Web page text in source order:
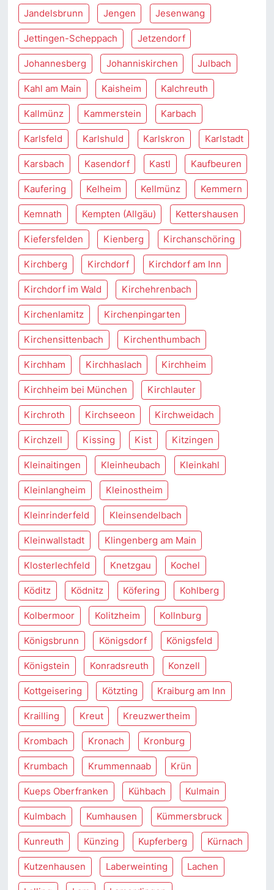
Jandelsbrunn Jengen Jesenwang
Jettingen-Scheppach Jetzendorf
Johannesberg Johanniskirchen Julbach
Kahl am Main Kaisheim Kalchreuth
Kallmünz Kammerstein Karbach
Karlsfeld Karlshuld Karlskron Karlstadt
Karsbach Kasendorf Kastl Kaufbeuren
Kaufering Kelheim Kellmünz Kemmern
Kemnath Kempten (Allgäu) Kettershausen
Kiefersfelden Kienberg Kirchanschöring
Kirchberg Kirchdorf Kirchdorf am Inn
Kirchdorf im Wald Kirchehrenbach
Kirchenlamitz Kirchenpingarten
Kirchensittenbach Kirchenthumbach
Kirchham Kirchhaslach Kirchheim
Kirchheim bei München Kirchlauter
Kirchroth Kirchseeon Kirchweidach
Kirchzell Kissing Kist Kitzingen
Kleinaitingen Kleinheubach Kleinkahl
Kleinlangheim Kleinostheim
Kleinrinderfeld Kleinsendelbach
Kleinwallstadt Klingenberg am Main
Klosterlechfeld Knetzgau Kochel
Köditz Ködnitz Köfering Kohlberg
Kolbermoor Kolitzheim Kollnburg
Königsbrunn Königsdorf Königsfeld
Königstein Konradsreuth Konzell
Kottgeisering Kötzting Kraiburg am Inn
Krailling Kreut Kreuzwertheim
Krombach Kronach Kronburg
Krumbach Krummennaab Krün
Kueps Oberfranken Kühbach Kulmain
Kulmbach Kumhausen Kümmersbruck
Kunreuth Künzing Kupferberg Kürnach
Kutzenhausen Laberweinting Lachen